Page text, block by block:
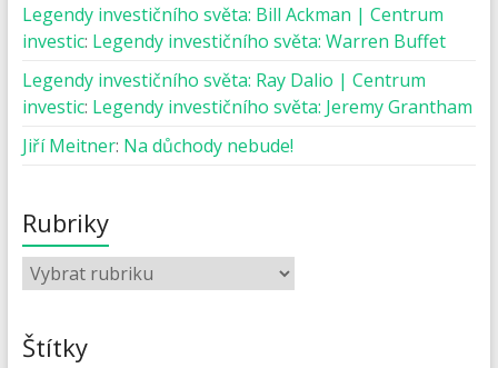
Legendy investičního světa: Bill Ackman | Centrum
investic: Legendy investičního světa: Warren Buffet
Legendy investičního světa: Ray Dalio | Centrum
investic: Legendy investičního světa: Jeremy Grantham
Jiří Meitner: Na důchody nebude!
Rubriky
Štítky